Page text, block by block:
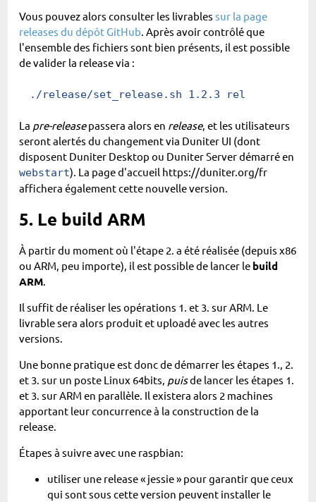
Vous pouvez alors consulter les livrablessur la page
releases du dépôt GitHub. Après avoir contrôlé que
l'ensemble des fichiers sont bien présents, il est possible
de valider la release via :
./release/set_release.sh 1.2.3 rel
La pre-releasepassera alors en release, et les utilisateurs
seront alertés du changement via Duniter UI (dont
disposent Duniter Desktop ou Duniter Server démarré en
webstart). La page d'accueil https://duniter.org/fr
affichera également cette nouvelle version.
5. Le build ARM
À partir du moment où l'étape 2. a été réalisée (depuis x86
ou ARM, peu importe), il est possible de lancer le build
ARM.
Il suffit de réaliser les opérations 1. et 3. sur ARM. Le
livrable sera alors produit et uploadé avec les autres
versions.
Une bonne pratique est donc de démarrer les étapes 1., 2.
et 3. sur un poste Linux 64bits, puisde lancer les étapes 1.
et 3. sur ARM en parallèle. Il existera alors 2 machines
apportant leur concurrence à la construction de la
release.
Étapes à suivre avec une raspbian:
utiliser une release « jessie » pour garantir que ceux
qui sont sous cette version peuvent installer le